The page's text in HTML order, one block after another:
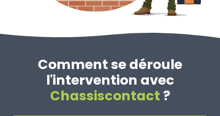
Comment se déroule
l'intervention avec
Chassiscontact ?